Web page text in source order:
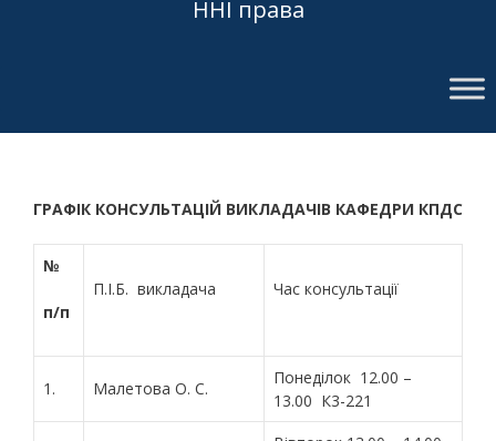
ННІ права
ГРАФІК КОНСУЛЬТАЦІЙ ВИКЛАДАЧІВ КАФЕДРИ КПДС
№
п/п
П.І.Б. викладача Час консультації
1. Малетова О. С.
Понеділок 12.00 –
13.00 К3-221